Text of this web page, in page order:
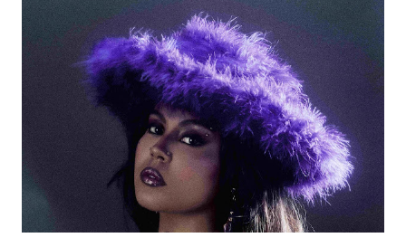
de março) DJ GB de Venda Nova - Fica de Quatrão (5 de março) JP
Pires - Ancestralidade (6 de março) CellO - Onisciente (6 de março)
CellO - Onde (6 de março) CellO - Diferenças (6 de março) DJ Gegeo
- EP Só Dancehall 1 (7 de março) Serelepe, Pop&Jazz Orquestra ft.
Lia de Itamaracá (PE) e Eloá Puri - Ciranda do Albatroz (7 de março)
DJ Tonin, Bero Costa DJ e MC Rogin do BF - Penelope X Tropa do